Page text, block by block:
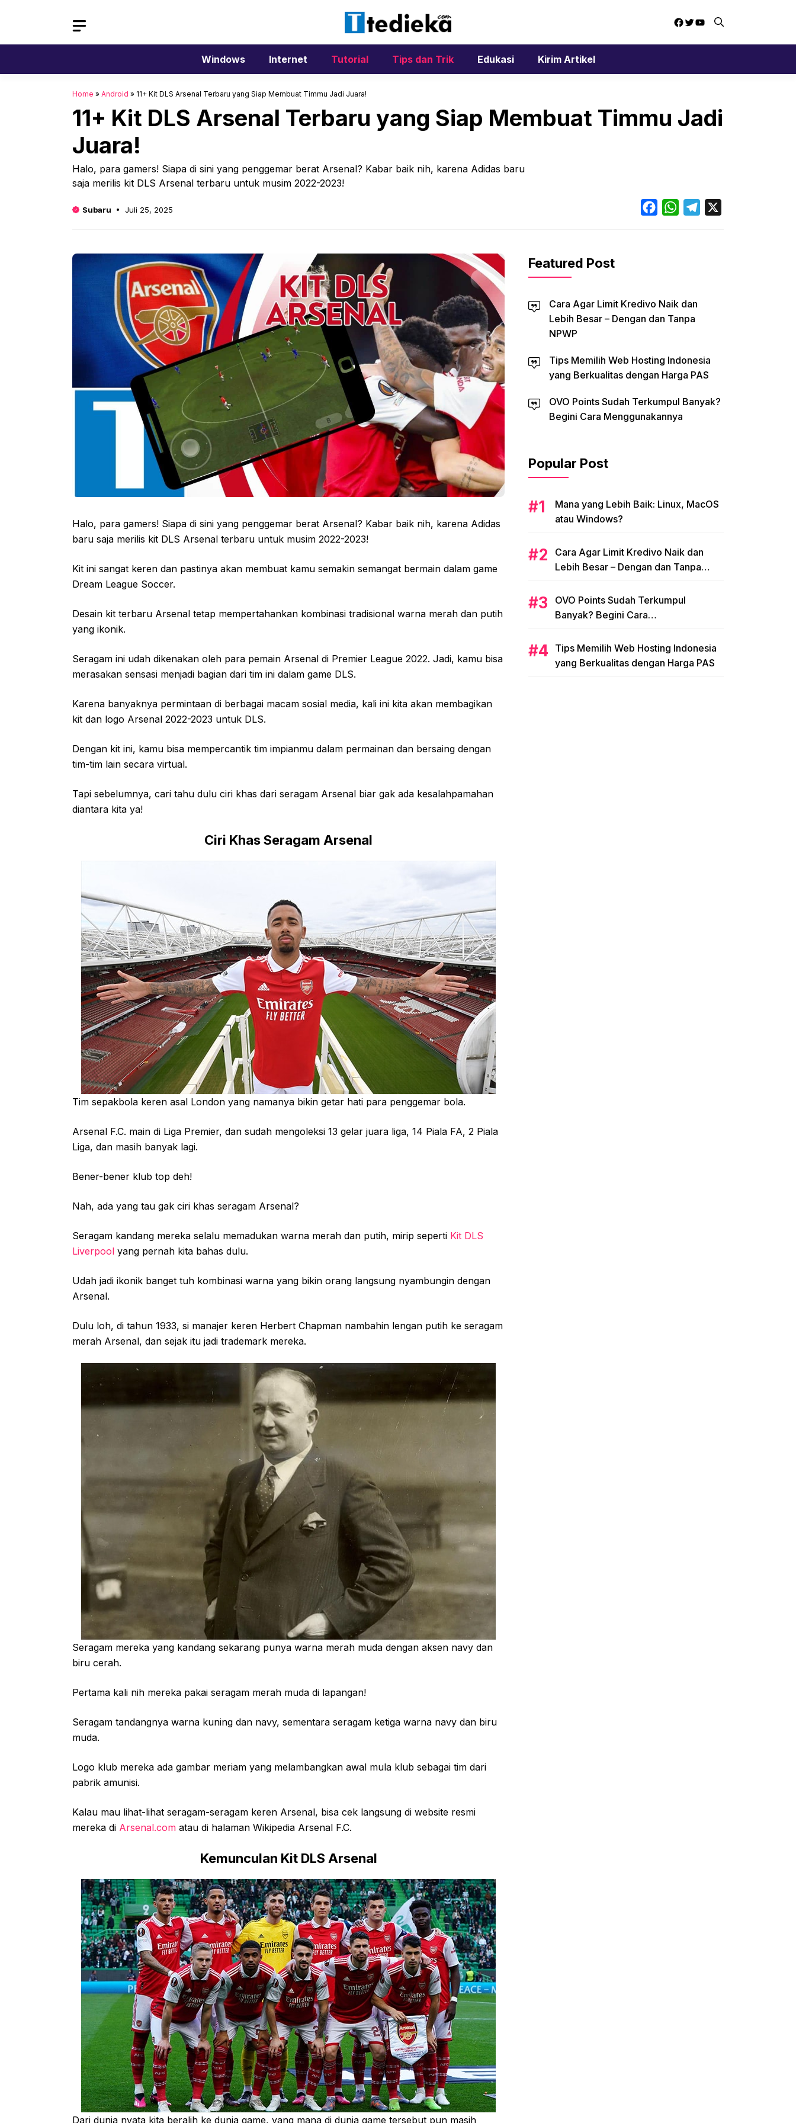
Facebook
Twitter
YouTube
Windows Internet Tutorial Tips dan Trik Edukasi Kirim Artikel
Home » Android » 11+ Kit DLS Arsenal Terbaru yang Siap Membuat Timmu Jadi Juara!
11+ Kit DLS Arsenal Terbaru yang Siap Membuat Timmu Jadi
Juara!
Halo, para gamers! Siapa di sini yang penggemar berat Arsenal? Kabar baik nih, karena Adidas baru
saja merilis kit DLS Arsenal terbaru untuk musim 2022-2023!
Subaru Juli 25, 2025 FacebookWhatsAppTelegram
Halo, para gamers! Siapa di sini yang penggemar berat Arsenal? Kabar baik nih, karena Adidas
baru saja merilis kit DLS Arsenal terbaru untuk musim 2022-2023!
Kit ini sangat keren dan pastinya akan membuat kamu semakin semangat bermain dalam game
Dream League Soccer.
Desain kit terbaru Arsenal tetap mempertahankan kombinasi tradisional warna merah dan putih
yang ikonik.
Seragam ini udah dikenakan oleh para pemain Arsenal di Premier League 2022. Jadi, kamu bisa
merasakan sensasi menjadi bagian dari tim ini dalam game DLS.
Karena banyaknya permintaan di berbagai macam sosial media, kali ini kita akan membagikan
kit dan logo Arsenal 2022-2023 untuk DLS.
Dengan kit ini, kamu bisa mempercantik tim impianmu dalam permainan dan bersaing dengan
tim-tim lain secara virtual.
Tapi sebelumnya, cari tahu dulu ciri khas dari seragam Arsenal biar gak ada kesalahpamahan
diantara kita ya!
Ciri Khas Seragam Arsenal
Tim sepakbola keren asal London yang namanya bikin getar hati para penggemar bola.
Arsenal F.C. main di Liga Premier, dan sudah mengoleksi 13 gelar juara liga, 14 Piala FA, 2 Piala
Liga, dan masih banyak lagi.
Bener-bener klub top deh!
Nah, ada yang tau gak ciri khas seragam Arsenal?
Seragam kandang mereka selalu memadukan warna merah dan putih, mirip seperti Kit DLS
Liverpool yang pernah kita bahas dulu.
Udah jadi ikonik banget tuh kombinasi warna yang bikin orang langsung nyambungin dengan
Arsenal.
Dulu loh, di tahun 1933, si manajer keren Herbert Chapman nambahin lengan putih ke seragam
merah Arsenal, dan sejak itu jadi trademark mereka.
Seragam mereka yang kandang sekarang punya warna merah muda dengan aksen navy dan
biru cerah.
Pertama kali nih mereka pakai seragam merah muda di lapangan!
Seragam tandangnya warna kuning dan navy, sementara seragam ketiga warna navy dan biru
muda.
Logo klub mereka ada gambar meriam yang melambangkan awal mula klub sebagai tim dari
pabrik amunisi.
Kalau mau lihat-lihat seragam-seragam keren Arsenal, bisa cek langsung di website resmi
mereka di Arsenal.com atau di halaman Wikipedia Arsenal F.C.
Kemunculan Kit DLS Arsenal
Dari dunia nyata kita beralih ke dunia game, yang mana di dunia game tersebut pun masih
Featured Post
Cara Agar Limit Kredivo Naik dan
Lebih Besar – Dengan dan Tanpa
NPWP
Tips Memilih Web Hosting Indonesia
yang Berkualitas dengan Harga PAS
OVO Points Sudah Terkumpul Banyak?
Begini Cara Menggunakannya
Popular Post
Mana yang Lebih Baik: Linux, MacOS
atau Windows?
Cara Agar Limit Kredivo Naik dan
Lebih Besar – Dengan dan Tanpa
OVO Points Sudah Terkumpul
Banyak? Begini Cara
Tips Memilih Web Hosting Indonesia
yang Berkualitas dengan Harga PAS